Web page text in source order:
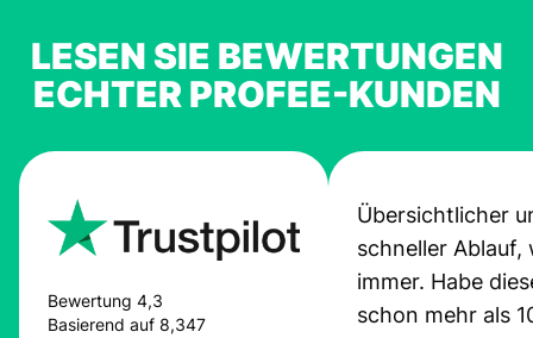
LESEN SIE BEWERTUNGEN
ECHTER PROFEE-KUNDEN
Bewertung 4,3
Basierend auf 8,347
Übersichtlicher
schneller Ablauf,
immer. Habe
schon mehr als